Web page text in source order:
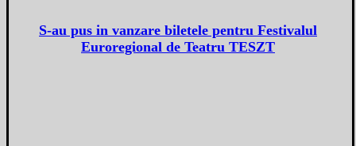
S-au pus in vanzare biletele pentru Festivalul
Euroregional de Teatru TESZT